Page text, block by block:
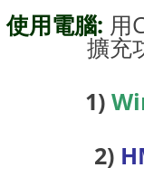
使用電腦: 用
擴充
1)
2)